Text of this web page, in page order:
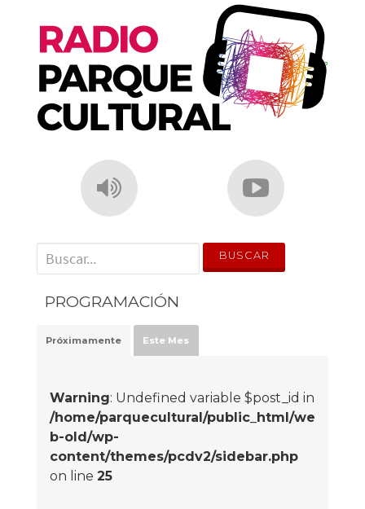
p
' . __('Search for:') . '
PROGRAMACIÓN
Próximamente Este Mes
Warning: Undefined variable $post_id in
/home/parquecultural/public_html/we
b-old/wp-
content/themes/pcdv2/sidebar.php
on line 25